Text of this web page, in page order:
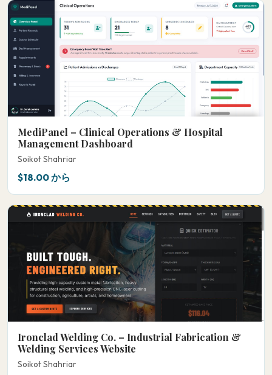
MediPanel – Clinical Operations & Hospital
Management Dashboard
Soikot Shahriar
$18.00 から
Ironclad Welding Co. – Industrial Fabrication &
Welding Services Website
Soikot Shahriar